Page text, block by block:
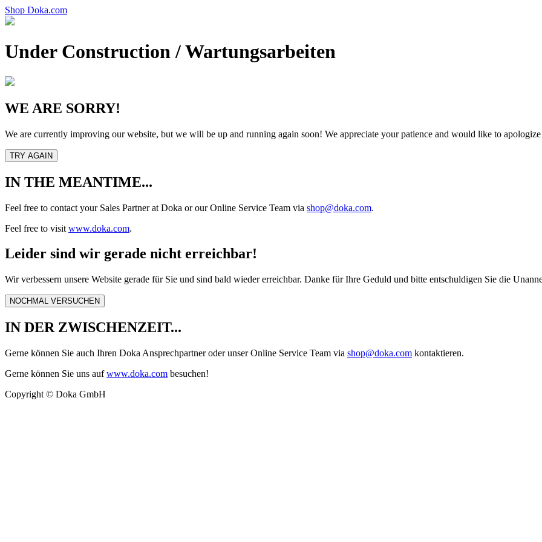
Shop Doka.com
Under Construction /Wartungsarbeiten
WE ARE SORRY!
We are currently improving our website, but we will be up and running again soon! We appreciate your patience and would like to
TRY AGAIN
IN THE MEANTIME...
Feel free to contact your Sales Partner at Doka or our Online Service Team via shop@doka.com.
Feel free to visit www.doka.com.
Leider sind wir gerade nicht erreichbar!
Wir verbessern unsere Website gerade für Sie und sind bald wieder erreichbar. Danke für Ihre Geduld und bitte entschuldigen Sie die
NOCHMAL VERSUCHEN
IN DER ZWISCHENZEIT...
Gerne können Sie auch Ihren Doka Ansprechpartner oder unser Online Service Team via shop@doka.com kontaktieren.
Gerne können Sie uns aufwww.doka.com besuchen!
Copyright © Doka GmbH